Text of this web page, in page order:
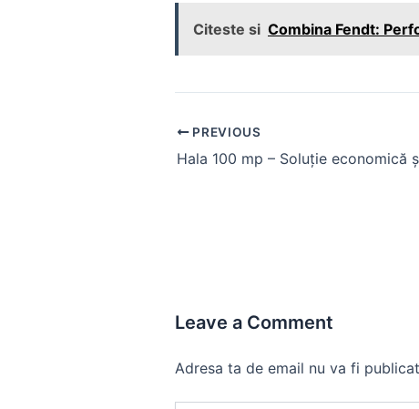
Citeste si Combina Fendt:
Post
navigation
PREVIOUS
Hala 100 mp – Soluție economică
Leave a Comment
Adresa ta de email nu va fi